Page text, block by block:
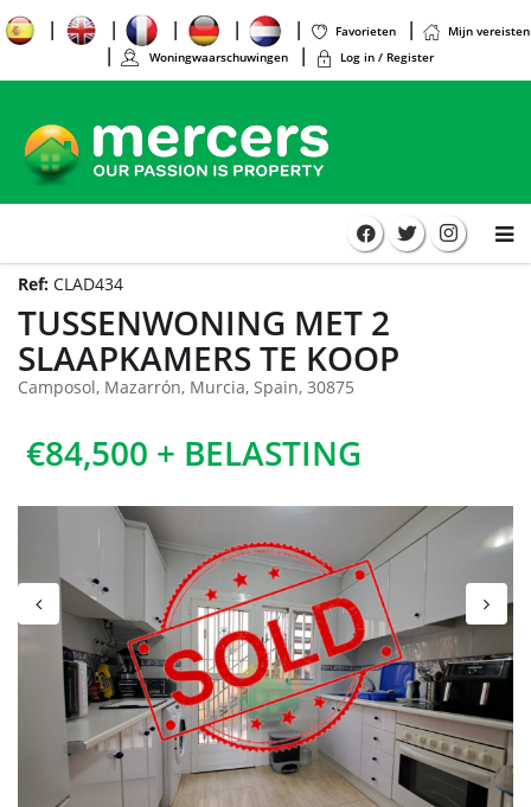
Favorieten
Mijn vereisten
Woningwaarschuwingen
Log in / Register
Ref: CLAD434
TUSSENWONING MET 2
SLAAPKAMERS TE KOOP
Camposol, Mazarrón, Murcia, Spain, 30875
€84,500 + BELASTING